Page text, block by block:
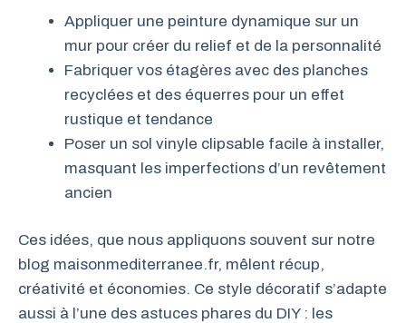
Appliquer une peinture dynamique sur un
mur pour créer du relief et de la personnalité
Fabriquer vos étagères avec des planches
recyclées et des équerres pour un effet
rustique et tendance
Poser un sol vinyle clipsable facile à installer,
masquant les imperfections d’un revêtement
ancien
Ces idées, que nous appliquons souvent sur notre
blog maisonmediterranee.fr, mêlent récup,
créativité et économies. Ce style décoratif s’adapte
aussi à l’une des astuces phares du DIY : les